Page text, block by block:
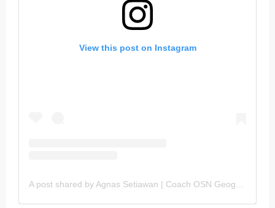
View this post on Instagram
A post shared by Agnas Setiawan | Coach OSN Geografi (@gurugeografi)